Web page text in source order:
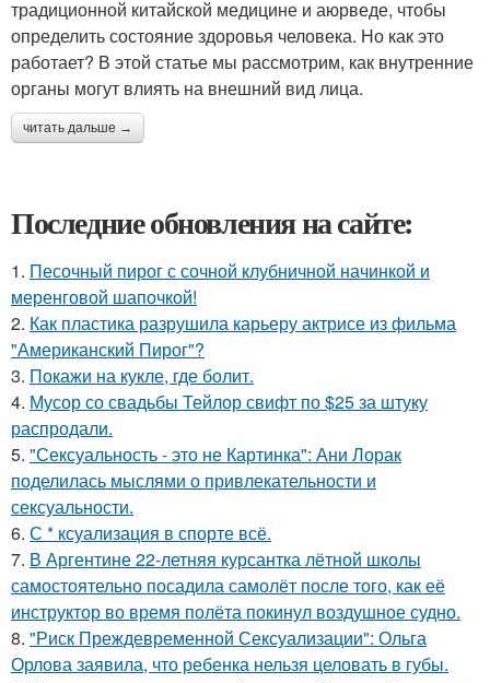
традиционной китайской медицине и аюрведе, чтобы
определить состояние здоровья человека. Но как это
работает? В этой статье мы рассмотрим, как внутренние
органы могут влиять на внешний вид лица.
читать дальше →
Последние обновления на сайте:
1. Песочный пирог с сочной клубничной начинкой и
меренговой шапочкой!
2. Как пластика разрушила карьеру актрисе из фильма
"Американский Пирог"?
3. Покажи на кукле, где болит.
4. Мусор со свадьбы Тейлор свифт по $25 за штуку
распродали.
5. "Сексуальность - это не Картинка": Ани Лорак
поделилась мыслями о привлекательности и
сексуальности.
6. С * ксуализация в спорте всё.
7. В Аргентине 22-летняя курсантка лётной школы
самостоятельно посадила самолёт после того, как её
инструктор во время полёта покинул воздушное судно.
8. "Риск Преждевременной Сексуализации": Ольга
Орлова заявила, что ребенка нельзя целовать в губы.